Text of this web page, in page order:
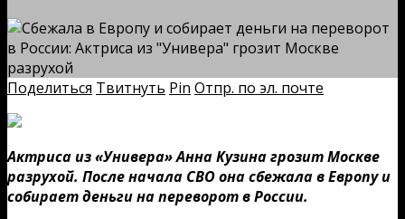
Поделиться Твитнуть Pin Отпр. по эл. почте
Актриса из «Универа» Анна Кузина грозит Москве
разрухой. После начала СВО она сбежала в Европу и
собирает деньги на переворот в России.